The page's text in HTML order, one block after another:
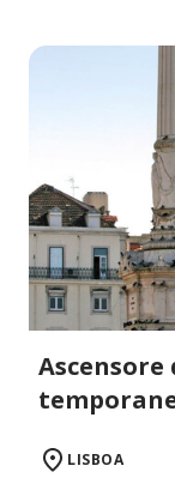
Ascensore
LISBOA